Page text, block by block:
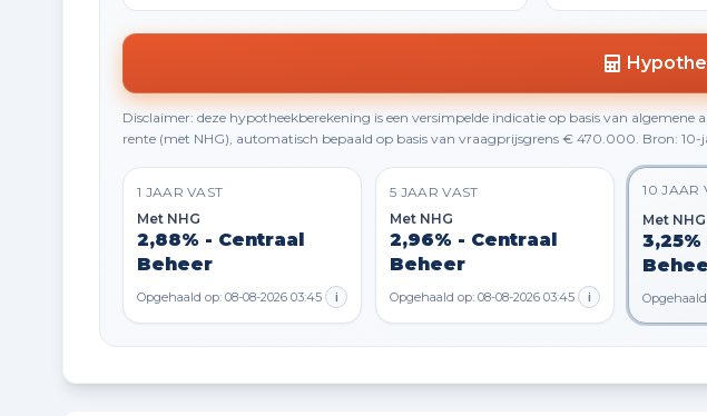
Disclaimer: deze hypotheekberekening is een versimpelde indicatie op basis van
rente (met NHG), automatisch bepaald op basis van vraagprijsgrens € 470.000. Bron:
1 JAAR VAST
Met NHG
2,88% - Centraal
Beheer
Opgehaald op: 08-08-2026 03:45 i
5 JAAR VAST
Met NHG
2,96% - Centraal
Beheer
Opgehaald op: 08-08-2026 03:45 i
10 JAAR
Met NHG